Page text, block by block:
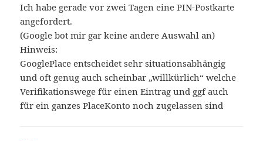
Ich habe gerade vor zwei Tagen eine PIN-Postkarte
angefordert.
(Google bot mir gar keine andere Auswahl an)
Hinweis:
GooglePlace entscheidet sehr situationsabhängig
und oft genug auch scheinbar „willkürlich“ welche
Verifikationswege für einen Eintrag und ggf auch
für ein ganzes PlaceKonto noch zugelassen sind